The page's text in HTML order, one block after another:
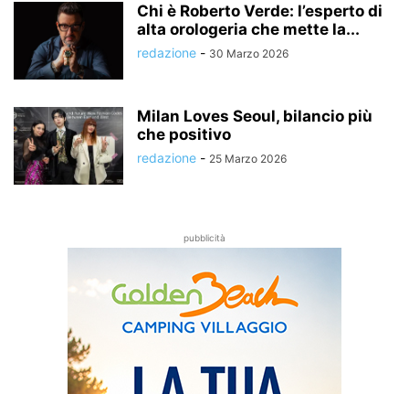
Chi è Roberto Verde: l’esperto di
alta orologeria che mette la...
redazione - 30 Marzo 2026
Milan Loves Seoul, bilancio più
che positivo
redazione - 25 Marzo 2026
pubblicità